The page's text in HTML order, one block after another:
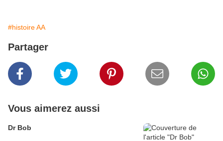
#histoire AA
Partager
Vous aimerez aussi
Dr Bob